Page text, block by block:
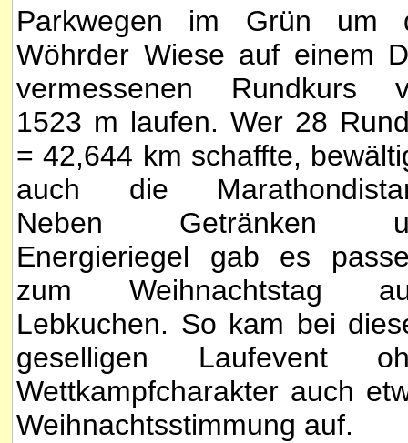
Parkwegen im Grün um
Wöhrder Wiese auf einem
vermessenen Rundkurs
1523 m laufen. Wer 28
= 42,644 km schaffte,
auch die
Neben Getränken
Energieriegel gab es
zum Weihnachtstag
Lebkuchen. So kam bei
geselligen Laufevent
Wettkampfcharakter auch
Weihnachtsstimmung auf.